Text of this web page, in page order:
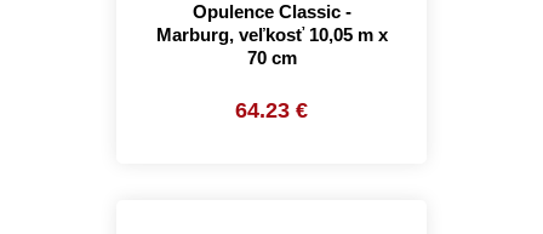
Opulence Classic -
Marburg, veľkosť 10,05 m x
70 cm
64.23 €